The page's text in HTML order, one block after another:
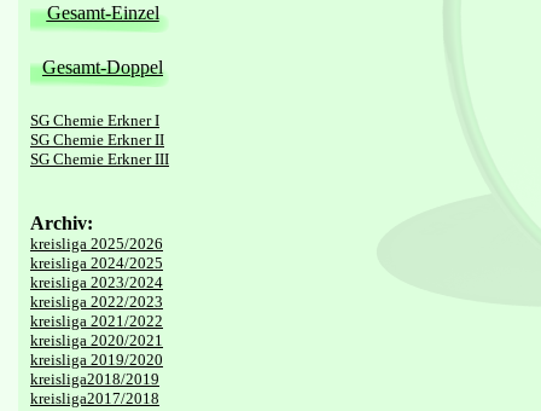
Gesamt-Einzel
Gesamt-Doppel
SG Chemie Erkner I
SG Chemie Erkner II
SG Chemie Erkner III
Archiv:
kreisliga 2025/2026
kreisliga 2024/2025
kreisliga 2023/2024
kreisliga 2022/2023
kreisliga 2021/2022
kreisliga 2020/2021
kreisliga 2019/2020
kreisliga2018/2019
kreisliga2017/2018